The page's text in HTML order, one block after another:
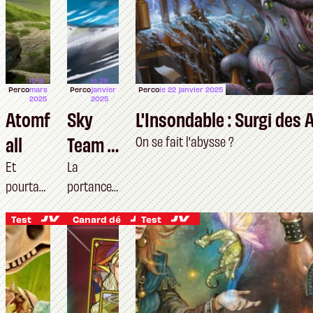
Perco
le 31
mars
2025
Atomf
all
Et
pourtant
, on
Queen
Test
Perco
le 29
janvier
2025
Sky
Team :
Turbul
ences
La
portance
d’être
Constant
Percole 22 janvier 2025
L'Insondable : Surgi des
On se fait l'abysse ?
Canard dé Test